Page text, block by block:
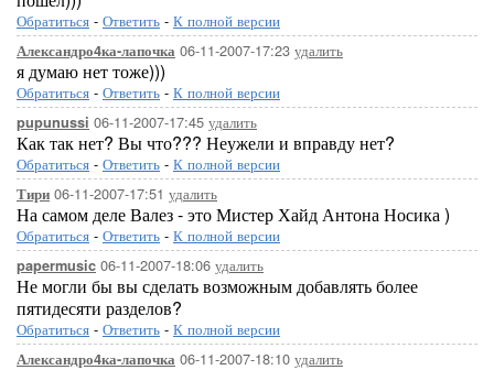
Обратиться - Ответить - К полной версии
Александро4ка-лапочка 06-11-2007-17:23 удалить
я думаю нет тоже)))
Обратиться - Ответить - К полной версии
pupunussi 06-11-2007-17:45 удалить
Как так нет? Вы что??? Неужели и вправду нет?
Обратиться - Ответить - К полной версии
Тири 06-11-2007-17:51 удалить
На самом деле Валез - это Мистер Хайд Антона Носика )
Обратиться - Ответить - К полной версии
papermusic 06-11-2007-18:06 удалить
Не могли бы вы сделать возможным добавлять более
пятидесяти разделов?
Обратиться - Ответить - К полной версии
Александро4ка-лапочка 06-11-2007-18:10 удалить